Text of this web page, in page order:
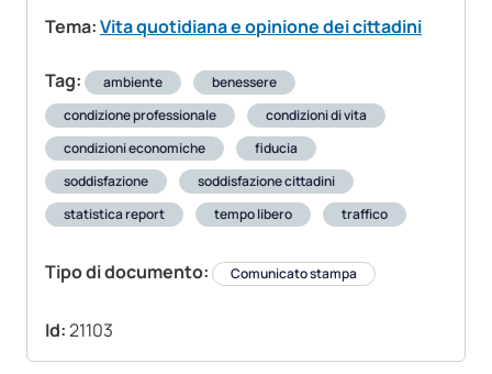
Tema:Vita quotidiana e opinione dei cittadini
Tag: ambiente
benessere
condizione professionale
condizioni di vita
condizioni economiche
fiducia
soddisfazione
soddisfazione cittadini
statistica report
tempo libero traffico
Tipo di documento: Comunicato stampa
Id:21103